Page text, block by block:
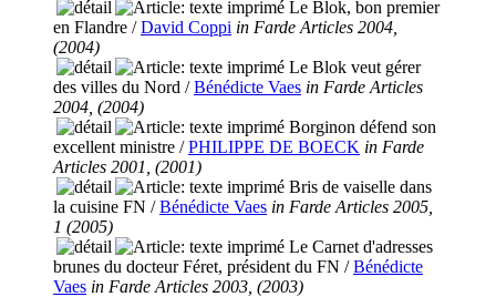
Le Blok, bon premier
en Flandre /David Coppi in Farde Articles 2004,
(2004)
Le Blok veut gérer
des villes du Nord /Bénédicte Vaes in Farde Articles
2004, (2004)
Borginon défend son
excellent ministre /PHILIPPE DE BOECK in Farde
Articles 2001, (2001)
Bris de vaiselle dans
la cuisine FN /Bénédicte Vaes in Farde Articles 2005,
1 (2005)
Le Carnet d'adresses
brunes du docteur Féret, président du FN /Bénédicte
Vaes in Farde Articles 2003, (2003)